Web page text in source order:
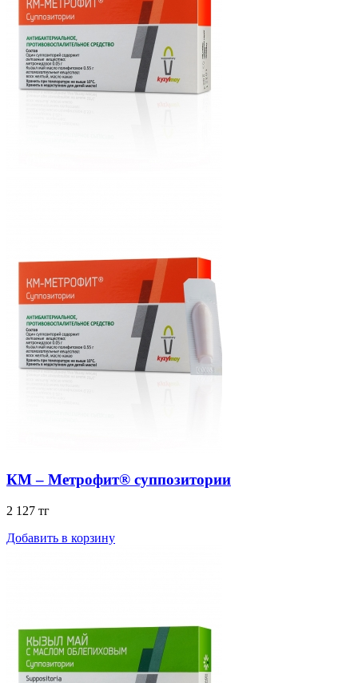
КМ – Метрофит® суппозитории
2 127 тг
Добавить в корзину